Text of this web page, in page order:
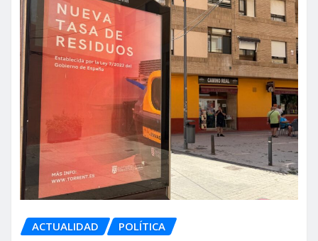
ACTUALIDAD POLÍTICA